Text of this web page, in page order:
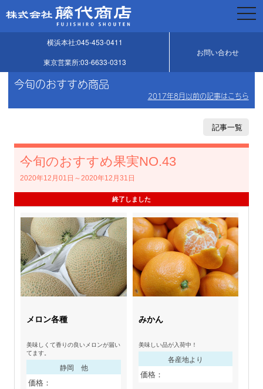
横浜本社:045-453-0411
お問い合わせ
東京営業所:03-6633-0313
今旬のおすすめ商品
2017年8月以前の記事はこちら
記事一覧
今旬のおすすめ果実NO.43
2020年12月01日～2020年12月31日
終了しました
メロン各種
美味しくて香りの良いメロンが届い
てます。
静岡 他
価格：
みかん
美味しい品が入荷中！
各産地より
価格：